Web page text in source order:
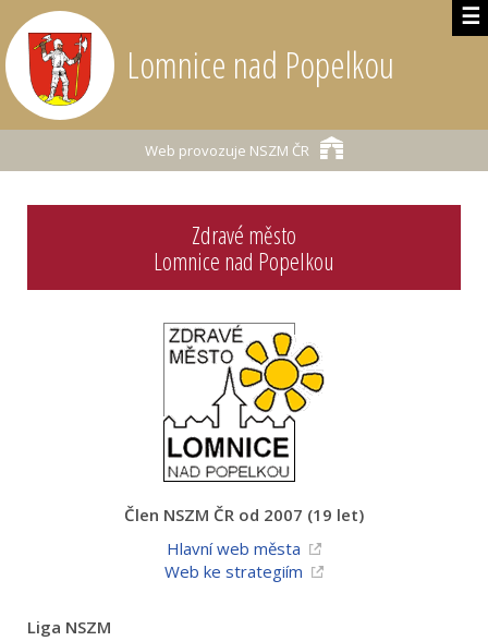
☰
Lomnice nad Popelkou
Web provozuje NSZM ČR
Zdravé město
Lomnice nad Popelkou
Člen NSZM ČR od 2007 (19 let)
Hlavní web města
Web ke strategiím
Liga NSZM